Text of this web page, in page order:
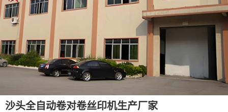
沙头全自动卷对卷丝印机生产厂家
(沙头) 丝网印刷网版制作主要包括以下步骤和方法： 一、制版方法
分类 直接制版法&zwnj; 工艺流程：绷网&rarr;脱脂&rarr;烘干&rarr;
涂布感光胶&rarr;曝光&rarr;显影&rarr;烘干&rar
(沙头)〔丝印机〕怎么解决丝网印刷机网板
(沙头) 丝网印刷网版粘版问题可通过以下方法综合解决： 一、环境
与工艺调整 温湿度控制&zwnj;保持车间温度24&deg;C左右、湿度